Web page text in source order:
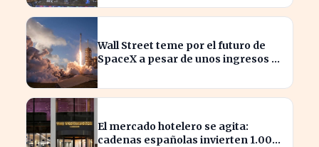
Wall Street teme por el futuro de
SpaceX a pesar de unos ingresos de
El mercado hotelero se agita:
cadenas españolas invierten 1.000